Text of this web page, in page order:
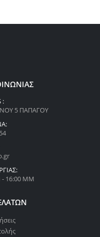
:
5 ΠΑΠΑΓΟΥ
- 16:00 ΜΜ